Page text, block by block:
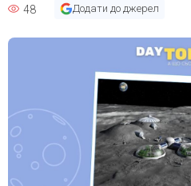
48
Додати до джерел